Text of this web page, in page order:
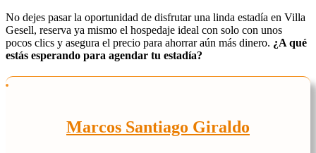
No dejes pasar la oportunidad de disfrutar una linda estadía en Villa
Gesell, reserva ya mismo el hospedaje ideal con solo con unos
pocos clics y asegura el precio para ahorrar aún más dinero. ¿A qué
estás esperando para agendar tu estadía?
Marcos Santiago Giraldo